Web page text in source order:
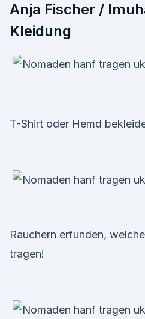
Anja Fischer /
Kleidung
T-Shirt oder Hemd
Rauchern erfunden,
tragen!